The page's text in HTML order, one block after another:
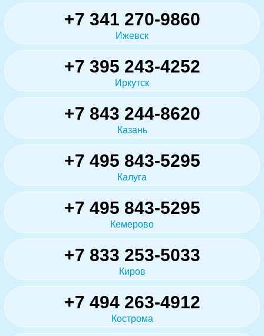
+7 341 270-9860
Ижевск
+7 395 243-4252
Иркутск
+7 843 244-8620
Казань
+7 495 843-5295
Калуга
+7 495 843-5295
Кемерово
+7 833 253-5033
Киров
+7 494 263-4912
Кострома